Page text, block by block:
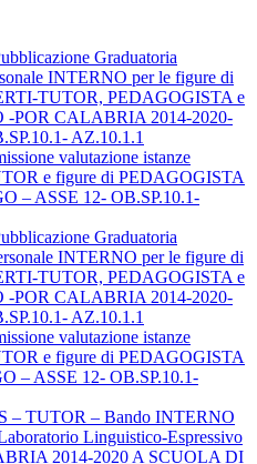
Graduatoria
INTERNO per le figure di
TUTOR, PEDAGOGISTA e
-POR CALABRIA 2014-2020-
AZ.10.1.1
valutazione istanze
e figure di PEDAGOGISTA
– ASSE 12- OB.SP.10.1-
Graduatoria
INTERNO per le figure di
TUTOR, PEDAGOGISTA e
-POR CALABRIA 2014-2020-
AZ.10.1.1
valutazione istanze
e figure di PEDAGOGISTA
– ASSE 12- OB.SP.10.1-
– TUTOR – Bando INTERNO
Linguistico-Espressivo
2014-2020 A SCUOLA DI